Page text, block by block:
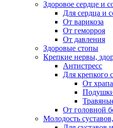
Здоровое сердце и
Для сердца и
От варикоза
От геморроя
От давления
Здоровые стопы
Крепкие нервы,
Антистресс
Для крепкого
От храпа
От головной
Молодость